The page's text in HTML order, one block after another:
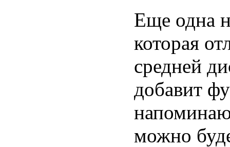
Еще одна
которая
средней
добавит
можно